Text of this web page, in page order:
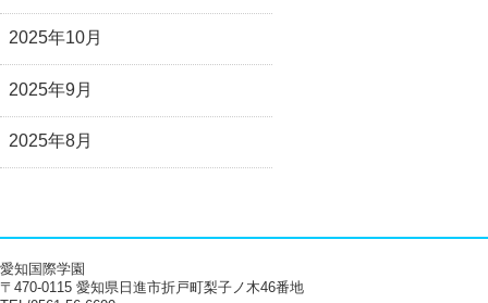
2025年10月
2025年9月
2025年8月
愛知国際学園
〒470-0115 愛知県日進市折戸町梨子ノ木46番地